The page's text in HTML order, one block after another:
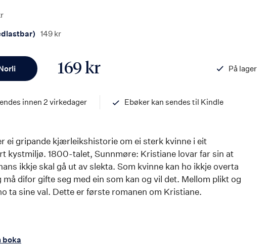
149 kr
169 kr
På lager
innen 2 virkedager
Ebøker kan sendes til Kindle
ei gripande kjærleikshistorie om ei sterk kvinne i eit
kystmiljø. 1800-talet, Sunnmøre: Kristiane lovar far sin at
ikkje skal gå ut av slekta. Som kvinne kan ho ikkje overta
må difor gifte seg med ein som kan og vil det. Mellom plikt og
ta sine val. Dette er første romanen om Kristiane.
boka